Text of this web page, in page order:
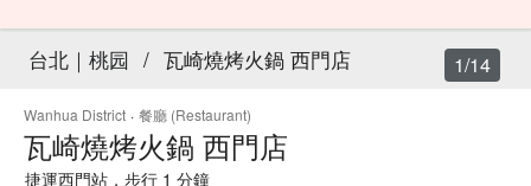
台北｜桃园 / 瓦崎燒烤火鍋 西門店
Wanhua District · 餐廳 (Restaurant)
瓦崎燒烤火鍋 西門店
捷運西門站，步行 1 分鐘
1/14